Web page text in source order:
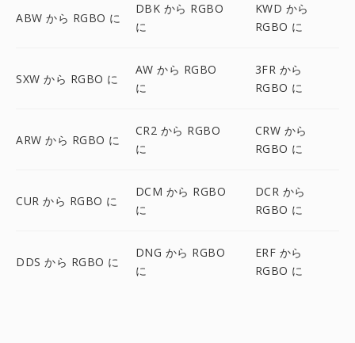
ABW から RGBO に
DBK から RGBO
に
KWD から
RGBO に
SXW から RGBO に
AW から RGBO
に
3FR から
RGBO に
ARW から RGBO に
CR2 から RGBO
に
CRW から
RGBO に
CUR から RGBO に
DCM から RGBO
に
DCR から
RGBO に
DDS から RGBO に
DNG から RGBO
に
ERF から
RGBO に